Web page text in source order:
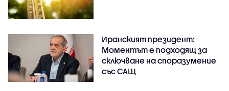
Иранският президент:
Моментът е подходящ за
сключване на споразумение
със САЩ